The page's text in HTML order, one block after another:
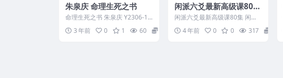
朱泉庆 命理生死之书
命理生死之书 朱泉庆 Y2306-13
3 年前 0 1 60
闲派六爻最新高级课80集
闲云真人 闲派六爻高级课
程视频80集
闲派六爻最新高级课80集 闲云
真人 六爻高级视频培训课程视
频资源 编号：2473...
4 年前 0 0 317